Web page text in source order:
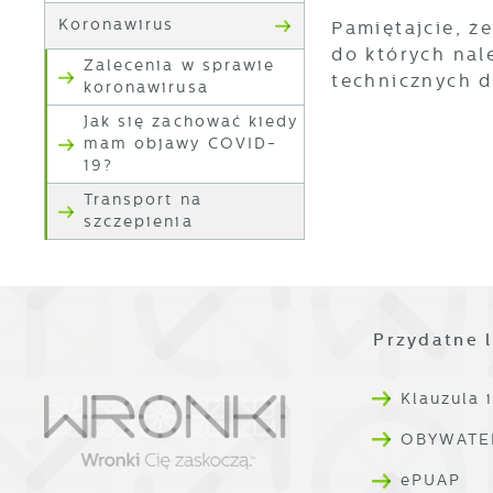
Koronawirus
Zalecenia w sprawie
koronawirusa
Jak się zachować kiedy
mam objawy COVID-
19?
Transport na
szczepienia
Pamiętajcie,
do których
technicznych
Przydatne
Klauzula
ePUAP